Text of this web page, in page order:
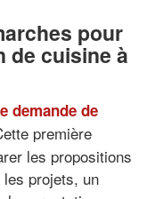
pour
de cuisine à
demande de
première
les propositions
projets, un